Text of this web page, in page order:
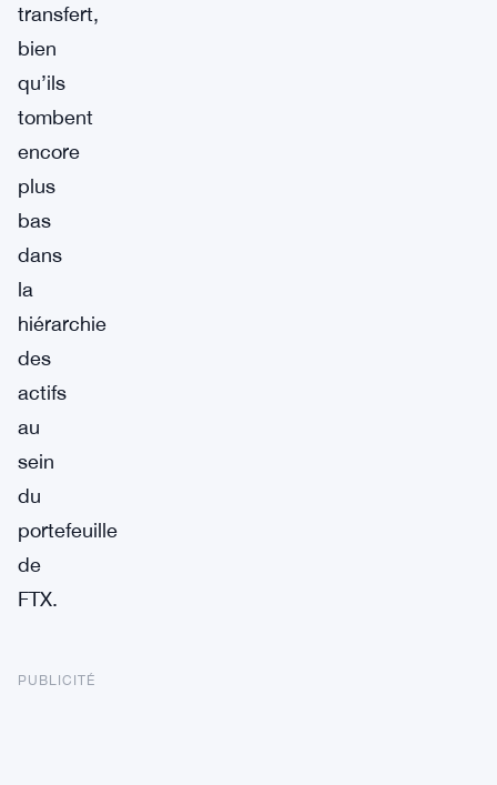
transfert,
bien
qu’ils
tombent
encore
plus
bas
dans
la
hiérarchie
des
actifs
au
sein
du
portefeuille
de
FTX.
PUBLICITÉ